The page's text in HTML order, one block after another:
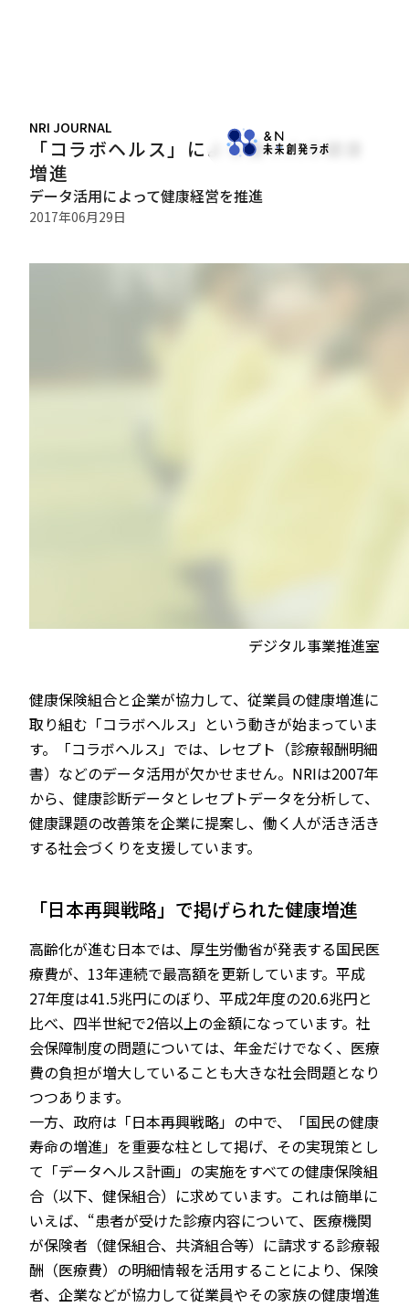
NRI JOURNAL
「コラボヘルス」による働く人の健康
増進
データ活用によって健康経営を推進
2017年06月29日
デジタル事業推進室
健康保険組合と企業が協力して、従業員の健康増進に
取り組む「コラボヘルス」という動きが始まっていま
す。「コラボヘルス」では、レセプト（診療報酬明細
書）などのデータ活用が欠かせません。NRIは2007年
から、健康診断データとレセプトデータを分析して、
健康課題の改善策を企業に提案し、働く人が活き活き
する社会づくりを支援しています。
「日本再興戦略」で掲げられた健康増進
高齢化が進む日本では、厚生労働省が発表する国民医
療費が、13年連続で最高額を更新しています。平成
27年度は41.5兆円にのぼり、平成2年度の20.6兆円と
比べ、四半世紀で2倍以上の金額になっています。社
会保障制度の問題については、年金だけでなく、医療
費の負担が増大していることも大きな社会問題となり
つつあります。
一方、政府は「日本再興戦略」の中で、「国民の健康
寿命の増進」を重要な柱として掲げ、その実現策とし
て「データヘルス計画」の実施をすべての健康保険組
合（以下、健保組合）に求めています。これは簡単に
いえば、“患者が受けた診療内容について、医療機関
が保険者（健保組合、共済組合等）に請求する診療報
酬（医療費）の明細情報を活用することにより、保険
者、企業などが協力して従業員やその家族の健康増進